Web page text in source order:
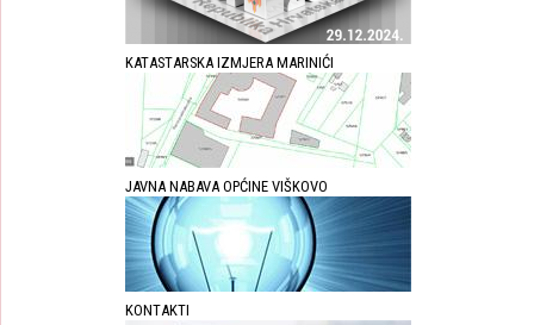
KATASTARSKA IZMJERA MARINIĆI
JAVNA NABAVA OPĆINE VIŠKOVO
KONTAKTI